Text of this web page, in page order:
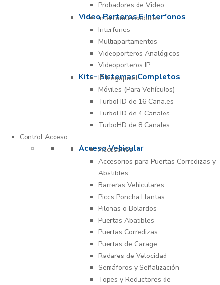
Probadores de Video
Video Porteros E Interfonos
Intercomunicadores
Interfones
Multiapartamentos
Videoporteros Analógicos
Videoporteros IP
Kits- Sistemas Completos
IP Megapixel
Móviles (Para Vehículos)
TurboHD de 16 Canales
TurboHD de 4 Canales
TurboHD de 8 Canales
Control Acceso
Acceso Vehicular
Accesorios
Accesorios para Puertas Corredizas y
Abatibles
Barreras Vehiculares
Picos Poncha Llantas
Pilonas o Bolardos
Puertas Abatibles
Puertas Corredizas
Puertas de Garage
Radares de Velocidad
Semáforos y Señalización
Topes y Reductores de